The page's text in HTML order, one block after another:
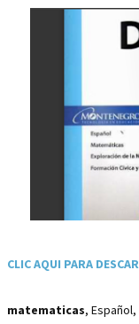
CLIC AQUI PARA
matematicas,